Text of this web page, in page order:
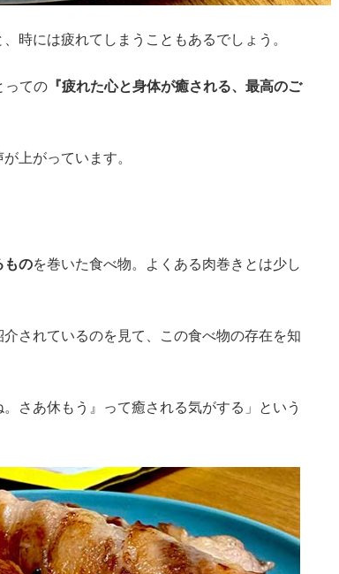
時には疲れてしまうこともあるでしょう。
っての 『疲れた心と身体が癒される、最高のご
上がっています。
ものを巻いた食べ物。よくある肉巻きとは少し
されているのを見て、この食べ物の存在を知
さあ休もう』って癒される気がする」という